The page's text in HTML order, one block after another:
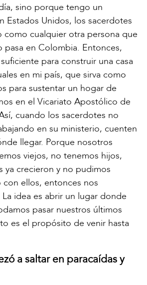
sino porque tengo un
Estados Unidos, los sacerdotes
como cualquier otra persona que
pasa en Colombia. Entonces,
para construir una casa
en mi país, que sirva como
para sustentar un hogar de
en el Vicariato Apostólico de
cuando los sacerdotes no
en su ministerio, cuenten
llegar. Porque nosotros
viejos, no tenemos hijos,
ya crecieron y no pudimos
ellos, entonces nos
idea es abrir un lugar donde
pasar nuestros últimos
es el propósito de venir hasta
a saltar en paracaídas y